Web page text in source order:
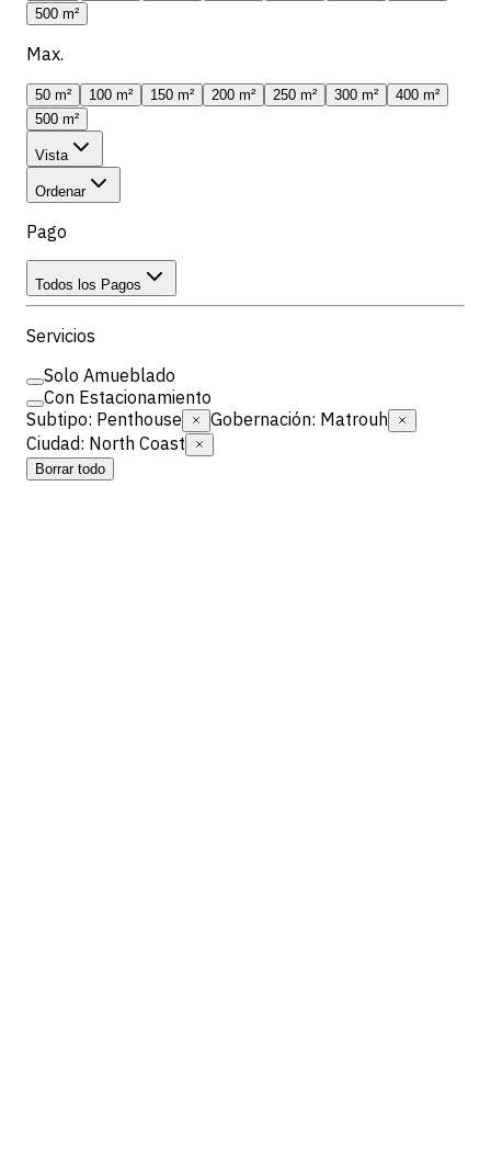
500 m²
Max.
50 m² 100 m² 150 m² 200 m² 250 m² 300 m²
400 m²
500 m²
Vista
Ordenar
Pago
Todos los Pagos
Servicios
Solo Amueblado
Con Estacionamiento
Subtipo: Penthouse Gobernación: Matrouh
Ciudad: North Coast
Borrar todo